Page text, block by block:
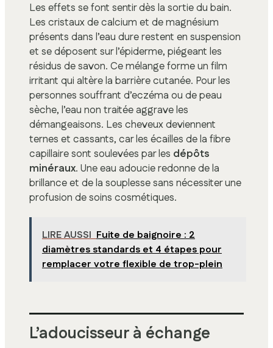
Les effets se font sentir dès la sortie du bain.
Les cristaux de calcium et de magnésium
présents dans l’eau dure restent en suspension
et se déposent sur l’épiderme, piégeant les
résidus de savon. Ce mélange forme un film
irritant qui altère la barrière cutanée. Pour les
personnes souffrant d’eczéma ou de peau
sèche, l’eau non traitée aggrave les
démangeaisons. Les cheveux deviennent
ternes et cassants, car les écailles de la fibre
capillaire sont soulevées par les dépôts
minéraux. Une eau adoucie redonne de la
brillance et de la souplesse sans nécessiter une
profusion de soins cosmétiques.
LIRE AUSSI Fuite de baignoire : 2
diamètres standards et 4 étapes pour
remplacer votre flexible de trop-plein
L’adoucisseur à échange